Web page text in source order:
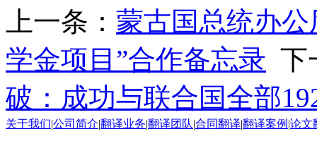
上一条： 蒙古国总统办
学金项目”合作备忘录 下
破：成功与联合国全部
关于我们 公司简介 翻译业务 翻译团队 合同翻译 翻译案例 论文